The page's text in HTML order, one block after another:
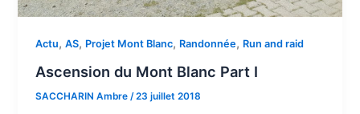
Actu,AS, Projet Mont Blanc, Randonnée, Run and raid
Ascension du Mont Blanc Part I
SACCHARIN Ambre/23 juillet 2018